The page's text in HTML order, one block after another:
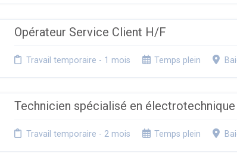
Opérateur Service Client H/F
Travail temporaire - 1 mois Temps plein
Technicien spécialisé en
Travail temporaire - 2 mois Temps plein